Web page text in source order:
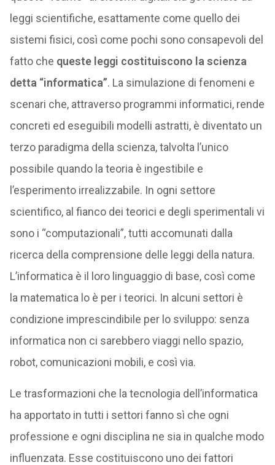
leggi scientifiche, esattamente come quello dei
sistemi fisici, così come pochi sono consapevoli del
fatto che queste leggi costituiscono la scienza
detta “informatica”. La simulazione di fenomeni e
scenari che, attraverso programmi informatici, rende
concreti ed eseguibili modelli astratti, è diventato un
terzo paradigma della scienza, talvolta l’unico
possibile quando la teoria è ingestibile e
l’esperimento irrealizzabile. In ogni settore
scientifico, al fianco dei teorici e degli sperimentali vi
sono i “computazionali”, tutti accomunati dalla
ricerca della comprensione delle leggi della natura.
L’informatica è il loro linguaggio di base, così come
la matematica lo è per i teorici. In alcuni settori è
condizione imprescindibile per lo sviluppo: senza
informatica non ci sarebbero viaggi nello spazio,
robot, comunicazioni mobili, e così via.
Le trasformazioni che la tecnologia dell’informatica
ha apportato in tutti i settori fanno sì che ogni
professione e ogni disciplina ne sia in qualche modo
influenzata. Esse costituiscono uno dei fattori